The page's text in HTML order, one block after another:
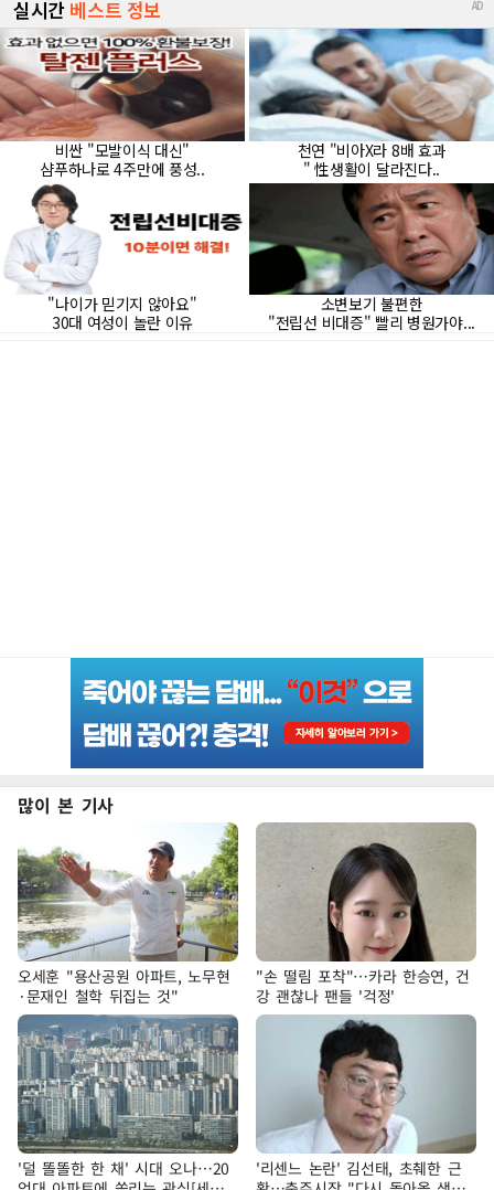
많이 본 기사
오세훈 "용산공원 아파트, 노무현
·문재인 철학 뒤집는 것"
"손 떨림 포착"…카라 한승연, 건
강 괜찮나 팬들 '걱정'
'덜 똘똘한 한 채' 시대 오나…20
'리센느 논란' 김선태, 초췌한 근